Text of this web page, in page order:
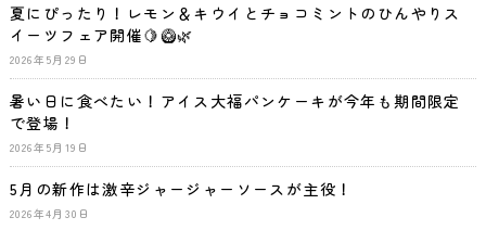
夏にぴったり！レモン＆キウイとチョコミントのひんやりス
イーツフェア開催🍋🥝🌿
2026年5月29日
暑い日に食べたい！アイス大福パンケーキが今年も期間限定
で登場！
2026年5月19日
5月の新作は激辛ジャージャーソースが主役！
2026年4月30日